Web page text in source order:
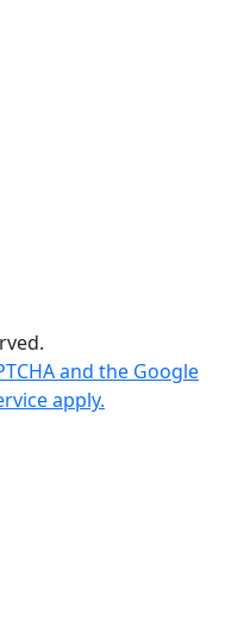
and the Google
apply.